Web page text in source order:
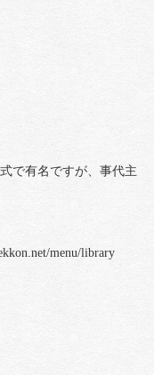
で有名ですが、事代主
menu/library